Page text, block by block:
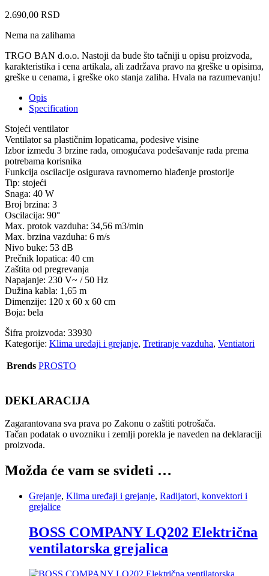
2.690,00 RSD
Nema na zalihama
TRGO BAN d.o.o. Nastoji da bude što tačniji u opisu proizvoda,
karakteristika i cena artikala, ali zadržava pravo na greške u opisima,
greške u cenama, i greške oko stanja zaliha. Hvala na razumevanju!
Opis
Specification
Stojeći ventilator
Ventilator sa plastičnim lopaticama, podesive visine
Izbor između 3 brzine rada, omogućava podešavanje rada prema
potrebama korisnika
Funkcija oscilacije osigurava ravnomerno hlađenje prostorije
Tip: stojeći
Snaga: 40 W
Broj brzina: 3
Oscilacija: 90°
Max. protok vazduha: 34,56 m3/min
Max. brzina vazduha: 6 m/s
Nivo buke: 53 dB
Prečnik lopatica: 40 cm
Zaštita od pregrevanja
Napajanje: 230 V~ / 50 Hz
Dužina kabla: 1,65 m
Dimenzije: 120 x 60 x 60 cm
Boja: bela
Šifra proizvoda: 33930
Kategorije: Klima uređaji i grejanje, Tretiranje vazduha, Ventiatori
Brends PROSTO
DEKLARACIJA
Zagarantovana sva prava po Zakonu o zaštiti potrošača.
Tačan podatak o uvozniku i zemlji porekla je naveden na deklaraciji
proizvoda.
Možda će vam se svideti …
Grejanje, Klima uređaji i grejanje, Radijatori, konvektori i
grejalice
BOSS COMPANY LQ202 Električna
ventilatorska grejalica